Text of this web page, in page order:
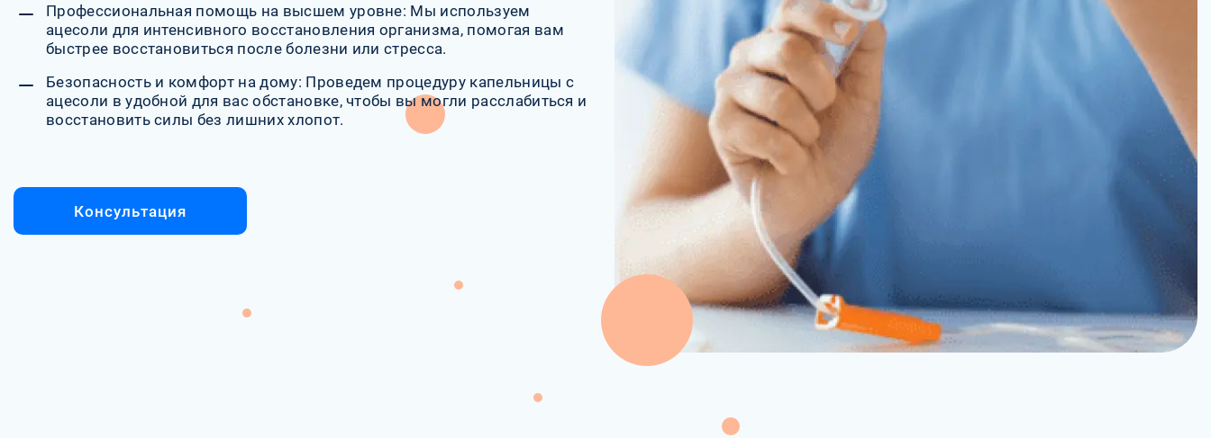
Профессиональная помощь на высшем уровне: Мы используем
ацесоли для интенсивного восстановления организма, помогая вам
быстрее восстановиться после болезни или стресса.
Безопасность и комфорт на дому: Проведем процедуру капельницы с
ацесоли в удобной для вас обстановке, чтобы вы могли расслабиться и
восстановить силы без лишних хлопот.
Консультация